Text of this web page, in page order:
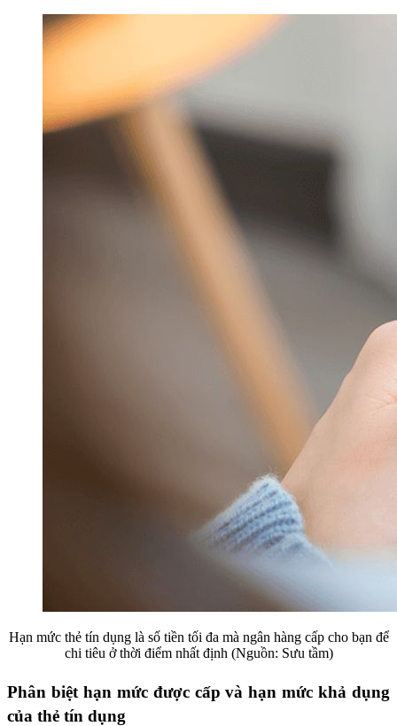
Hạn mức thẻ tín dụng là số tiền tối đa mà ngân hàng cấp cho bạn để
chi tiêu ở thời điểm nhất định (Nguồn: Sưu tầm)
Phân biệt hạn mức được cấp và hạn mức khả dụng
của thẻ tín dụng